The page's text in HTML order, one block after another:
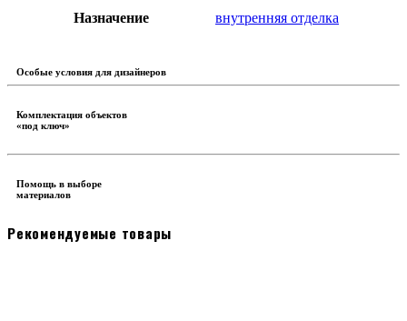
Назначение внутренняя отделка
Особые условия для дизайнеров
Комплектация объектов
«под ключ»
Помощь в выборе
материалов
Рекомендуемые товары